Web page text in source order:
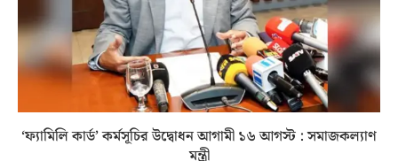
‘ফ্যামিলি কার্ড’ কর্মসূচির উদ্বোধন আগামী ১৬ আগস্ট : সমাজকল্যাণ
মন্ত্রী